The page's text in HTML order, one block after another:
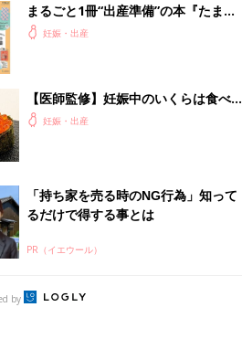
まるごと1冊“出産準備”の本『たまご
クラブ 夏号』〈スペシャル大特集〉
妊娠・出産
【医師監修】妊娠中のいくらは食べて
いい？それともダメ？
妊娠・出産
「持ち家を売る時のNG行為」知って
るだけで得する事とは
PR（イエウール）
by